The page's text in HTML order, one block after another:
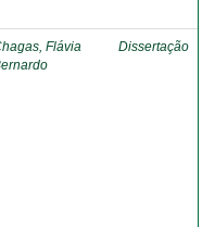
Flávia
Dissertação